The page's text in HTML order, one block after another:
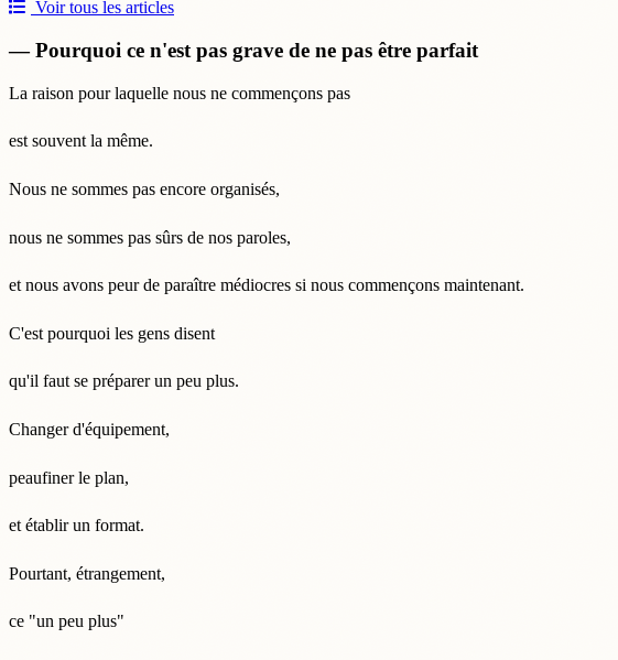
Voir tous les articles
— Pourquoi ce n'est pas grave de ne pas être parfait
La raison pour laquelle nous ne commençons pas
est souvent la même.
Nous ne sommes pas encore organisés,
nous ne sommes pas sûrs de nos paroles,
et nous avons peur de paraître médiocres si nous commençons maintenant.
C'est pourquoi les gens disent
qu'il faut se préparer un peu plus.
Changer d'équipement,
peaufiner le plan,
et établir un format.
Pourtant, étrangement,
ce "un peu plus"